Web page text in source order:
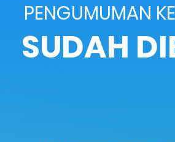
PENGUMUMAN
SUDAH